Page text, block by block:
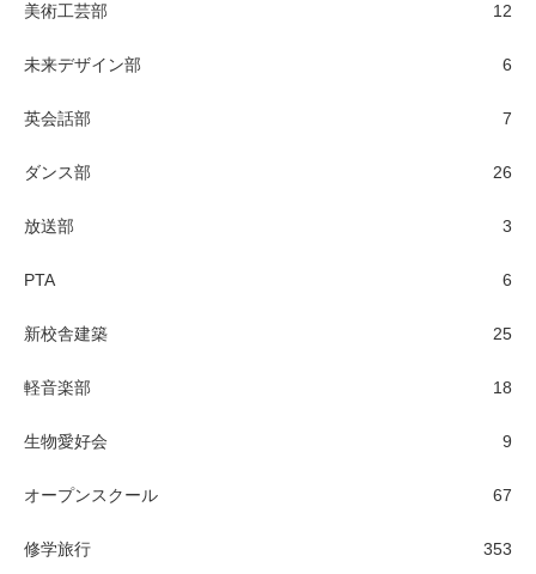
美術工芸部 12
未来デザイン部 6
英会話部 7
ダンス部 26
放送部 3
PTA 6
新校舎建築 25
軽音楽部 18
生物愛好会 9
オープンスクール 67
修学旅行 353